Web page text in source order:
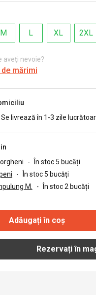
M L XL 2XL
aveți nevoie?
mărimi
Se livrează în 1-3 zile
-
În stoc 5 bucăți
-
În stoc 5 bucăți
M.
- În stoc 2 bucăți
Adăugați în coș
Rezervați în